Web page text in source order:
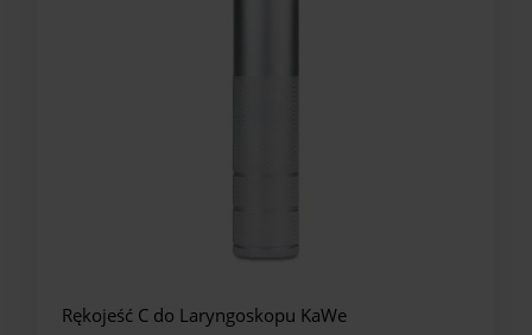
Rękojeść C do Laryngoskopu KaWe